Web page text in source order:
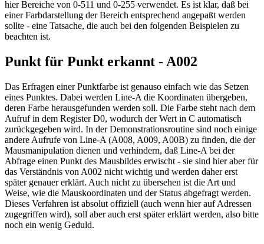
hier Bereiche von 0-511 und 0-255 verwendet. Es ist klar, daß bei
einer Farbdarstellung der Bereich entsprechend angepaßt werden
sollte - eine Tatsache, die auch bei den folgenden Beispielen zu
beachten ist.
Punkt für Punkt erkannt - A002
Das Erfragen einer Punktfarbe ist genauso einfach wie das Setzen
eines Punktes. Dabei werden Line-A die Koordinaten übergeben,
deren Farbe herausgefunden werden soll. Die Farbe steht nach dem
Aufruf in dem Register D0, wodurch der Wert in C automatisch
zurückgegeben wird. In der Demonstrationsroutine sind noch einige
andere Aufrufe von Line-A (A008, A009, A00B) zu finden, die der
Mausmanipulation dienen und verhindern, daß Line-A bei der
Abfrage einen Punkt des Mausbildes erwischt - sie sind hier aber für
das Verständnis von A002 nicht wichtig und werden daher erst
später genauer erklärt. Auch nicht zu übersehen ist die Art und
Weise, wie die Mauskoordinaten und der Status abgefragt werden.
Dieses Verfahren ist absolut offiziell (auch wenn hier auf Adressen
zugegriffen wird), soll aber auch erst später erklärt werden, also bitte
noch ein wenig Geduld.